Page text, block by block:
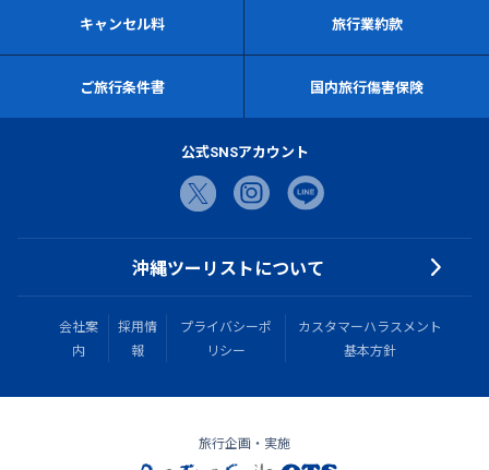
キャンセル料 旅行業約款
ご旅行条件書 国内旅行傷害保険
公式SNSアカウント
沖縄ツーリストについて
会社案
内
採用情
報
プライバシーポ
リシー
カスタマーハラスメント
基本方針
旅行企画・実施